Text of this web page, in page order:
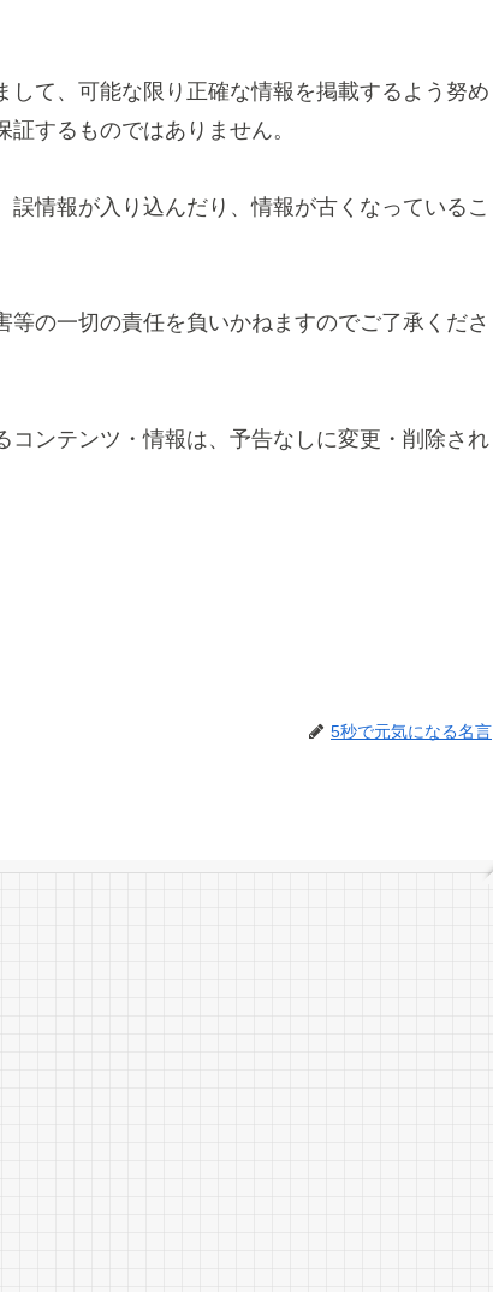
て、可能な限り正確な情報を掲載するよう努め
するものではありません。
情報が入り込んだり、情報が古くなっているこ
の一切の責任を負いかねますのでご了承くださ
ンテンツ・情報は、予告なしに変更・削除され
5秒で元気になる名言